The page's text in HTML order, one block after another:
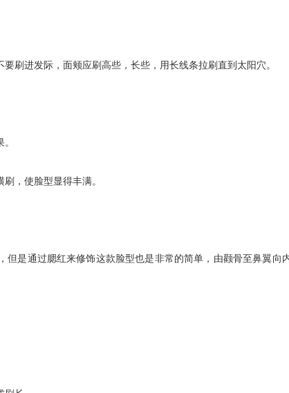
进发际，面颊应刷高些，长些，用长线条拉刷直到太阳穴。
，使脸型显得丰满。
是通过腮红来修饰这款脸型也是非常的简单，由颧骨至鼻翼向